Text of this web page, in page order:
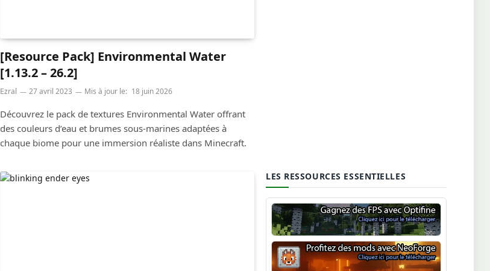
[Resource Pack] Environmental Water
[1.13.2 – 26.2]
Ezral 27 avril 2023 Mis à jour le: 18 juin 2026
Découvrez le pack de textures Environmental Water offrant
des couleurs d’eau et brumes sous-marines adaptées à
chaque biome pour une immersion réaliste dans Minecraft.
LES RESSOURCES ESSENTIELLES
Optifine